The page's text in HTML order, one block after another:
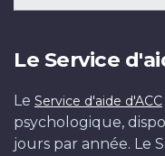
Le Service
Le Service d'aide d'ACC
psychologique,
jours par année. Le